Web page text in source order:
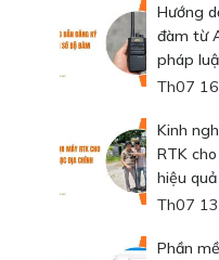
Hướng
đàm từ
pháp
Th07
Kinh
RTK
hiệu
Th07
Phần